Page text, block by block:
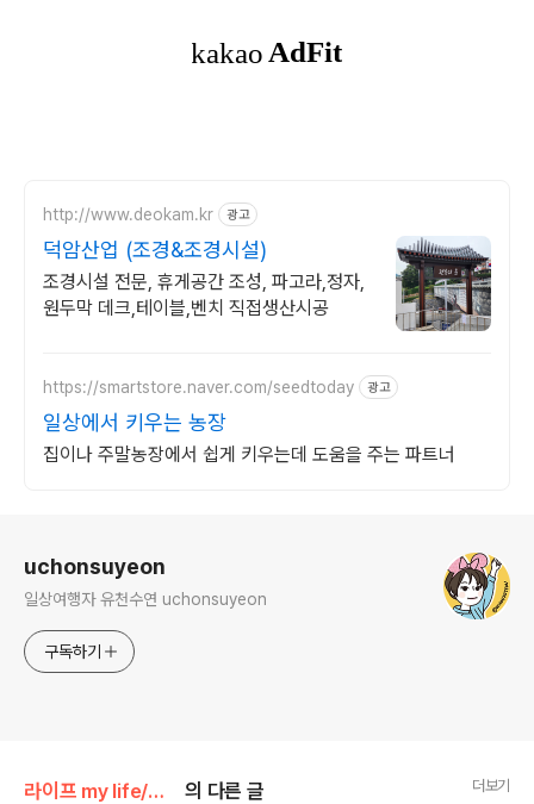
http://www.deokam.kr 광고
덕암산업 (조경&조경시설)
조경시설 전문, 휴게공간 조성, 파고라,정자,
원두막 데크,테이블,벤치 직접생산시공
https://smartstore.naver.com/seedtoday 광고
일상에서 키우는 농장
집이나 주말농장에서 쉽게 키우는데 도움을 주는 파트너
uchonsuyeon
일상여행자 유천수연 uchonsuyeon
구독하기
라이프 my life/매주하는 주말농장여행 의 다른 글 더보기